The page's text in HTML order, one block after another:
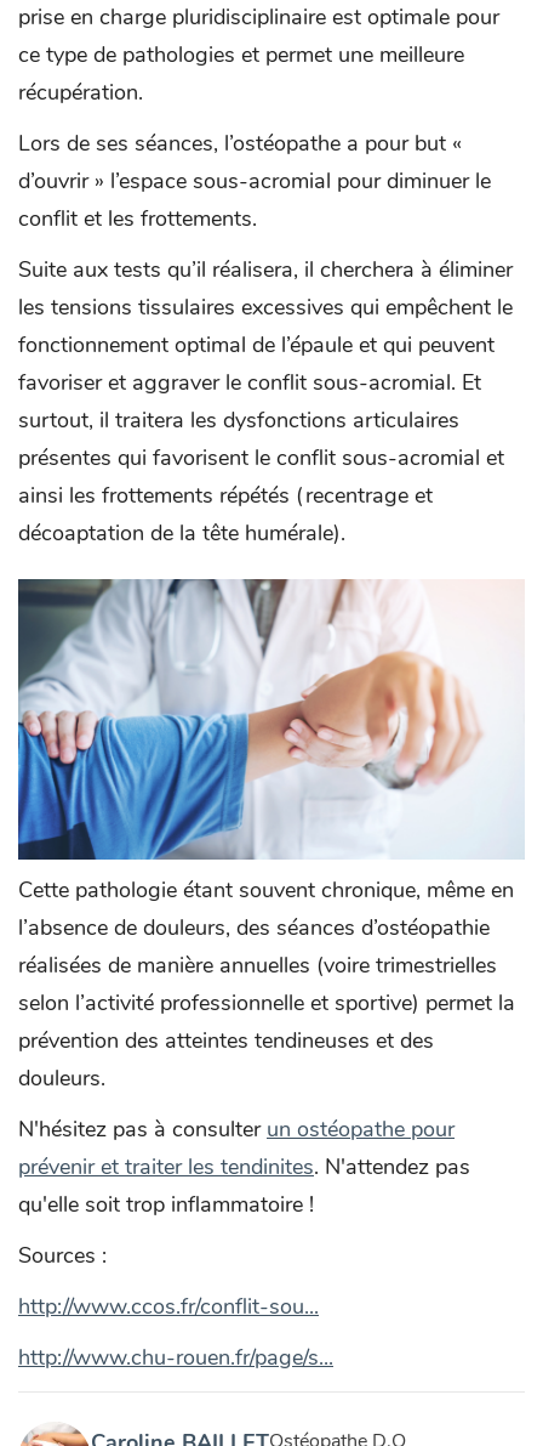
prise en charge pluridisciplinaire est optimale pour
ce type de pathologies et permet une meilleure
récupération.
Lors de ses séances, l’ostéopathe a pour but «
d’ouvrir » l’espace sous-acromial pour diminuer le
conflit et les frottements.
Suite aux tests qu’il réalisera, il cherchera à éliminer
les tensions tissulaires excessives qui empêchent le
fonctionnement optimal de l’épaule et qui peuvent
favoriser et aggraver le conflit sous-acromial. Et
surtout, il traitera les dysfonctions articulaires
présentes qui favorisent le conflit sous-acromial et
ainsi les frottements répétés (recentrage et
décoaptation de la tête humérale).
Cette pathologie étant souvent chronique, même en
l’absence de douleurs, des séances d’ostéopathie
réalisées de manière annuelles (voire trimestrielles
selon l’activité professionnelle et sportive) permet la
prévention des atteintes tendineuses et des
douleurs.
N'hésitez pas à consulter un ostéopathe pour
prévenir et traiter les tendinites. N'attendez pas
qu'elle soit trop inflammatoire !
Sources :
http://www.ccos.fr/conflit-sou...
http://www.chu-rouen.fr/page/s...